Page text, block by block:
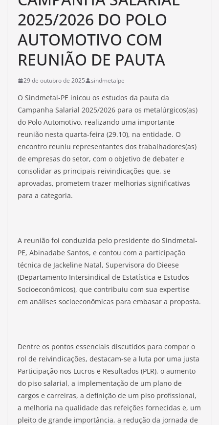
2025/2026 DO POLO
AUTOMOTIVO COM
REUNIÃO DE PAUTA
29 de outubro de 2025 sindmetalpe
O Sindmetal-PE inicou os estudos da pauta da
Campanha Salarial 2025/2026 para os metalúrgicos(as)
do Polo Automotivo, realizando uma importante
reunião nesta quarta-feira (29.10), na entidade. O
encontro reuniu representantes dos trabalhadores(as)
de empresas do setor, com o objetivo de debater e
consolidar as principais reivindicações que, se
aprovadas, prometem trazer melhorias significativas
para a categoria.
​A reunião foi conduzida pelo presidente do Sindmetal-
PE, Abinadabe Santos, e contou com a participação
técnica de Jackeline Natal, Supervisora do Dieese
(Departamento Intersindical de Estatística e Estudos
Socioeconômicos), que contribuiu com sua expertise
em análises socioeconômicas para embasar a proposta.
​Dentre os pontos essenciais discutidos para compor o
rol de reivindicações, destacam-se a luta por uma justa
Participação nos Lucros e Resultados (PLR), o aumento
do piso salarial, a implementação de um plano de
cargos e carreiras, a definição de um piso profissional,
a melhoria na qualidade das refeições fornecidas e, um
pleito de grande importância, a redução da jornada de